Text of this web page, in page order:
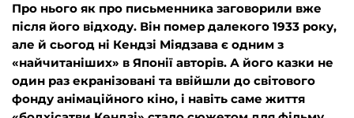
Енциклопедії, довідники, словники (55)
Подарункові сертифікати (1)
Про нього як про письменника заговорили вже
після його відходу. Він помер далекого 1933 року,
але й сьогод ні Кендзі Міядзава є одним з
«найчитаніших» в Японії авторів. А його казки не
один раз екранізовані та ввійшли до світового
фонду анімаційного кіно, і навіть саме життя